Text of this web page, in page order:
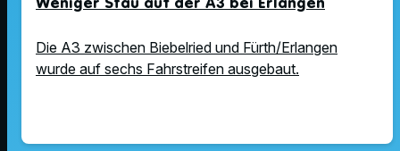
Die A3 zwischen Biebelried und Fürth/Erlangen
wurde auf sechs Fahrstreifen ausgebaut.